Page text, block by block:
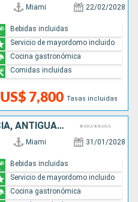
Miami 22/02/2028
US$ 7,800 Tasas incluidas
Bebidas incluidas
Servicio de mayordomo incluido
Cocina gastronómica
Comidas incluidas
ESTADOS UNIDOS, FRANCIA, ANTIGUA Y BARBUDA, PUERTO RICO
Miami 31/01/2028
Bebidas incluidas
Servicio de mayordomo incluido
Cocina gastronómica